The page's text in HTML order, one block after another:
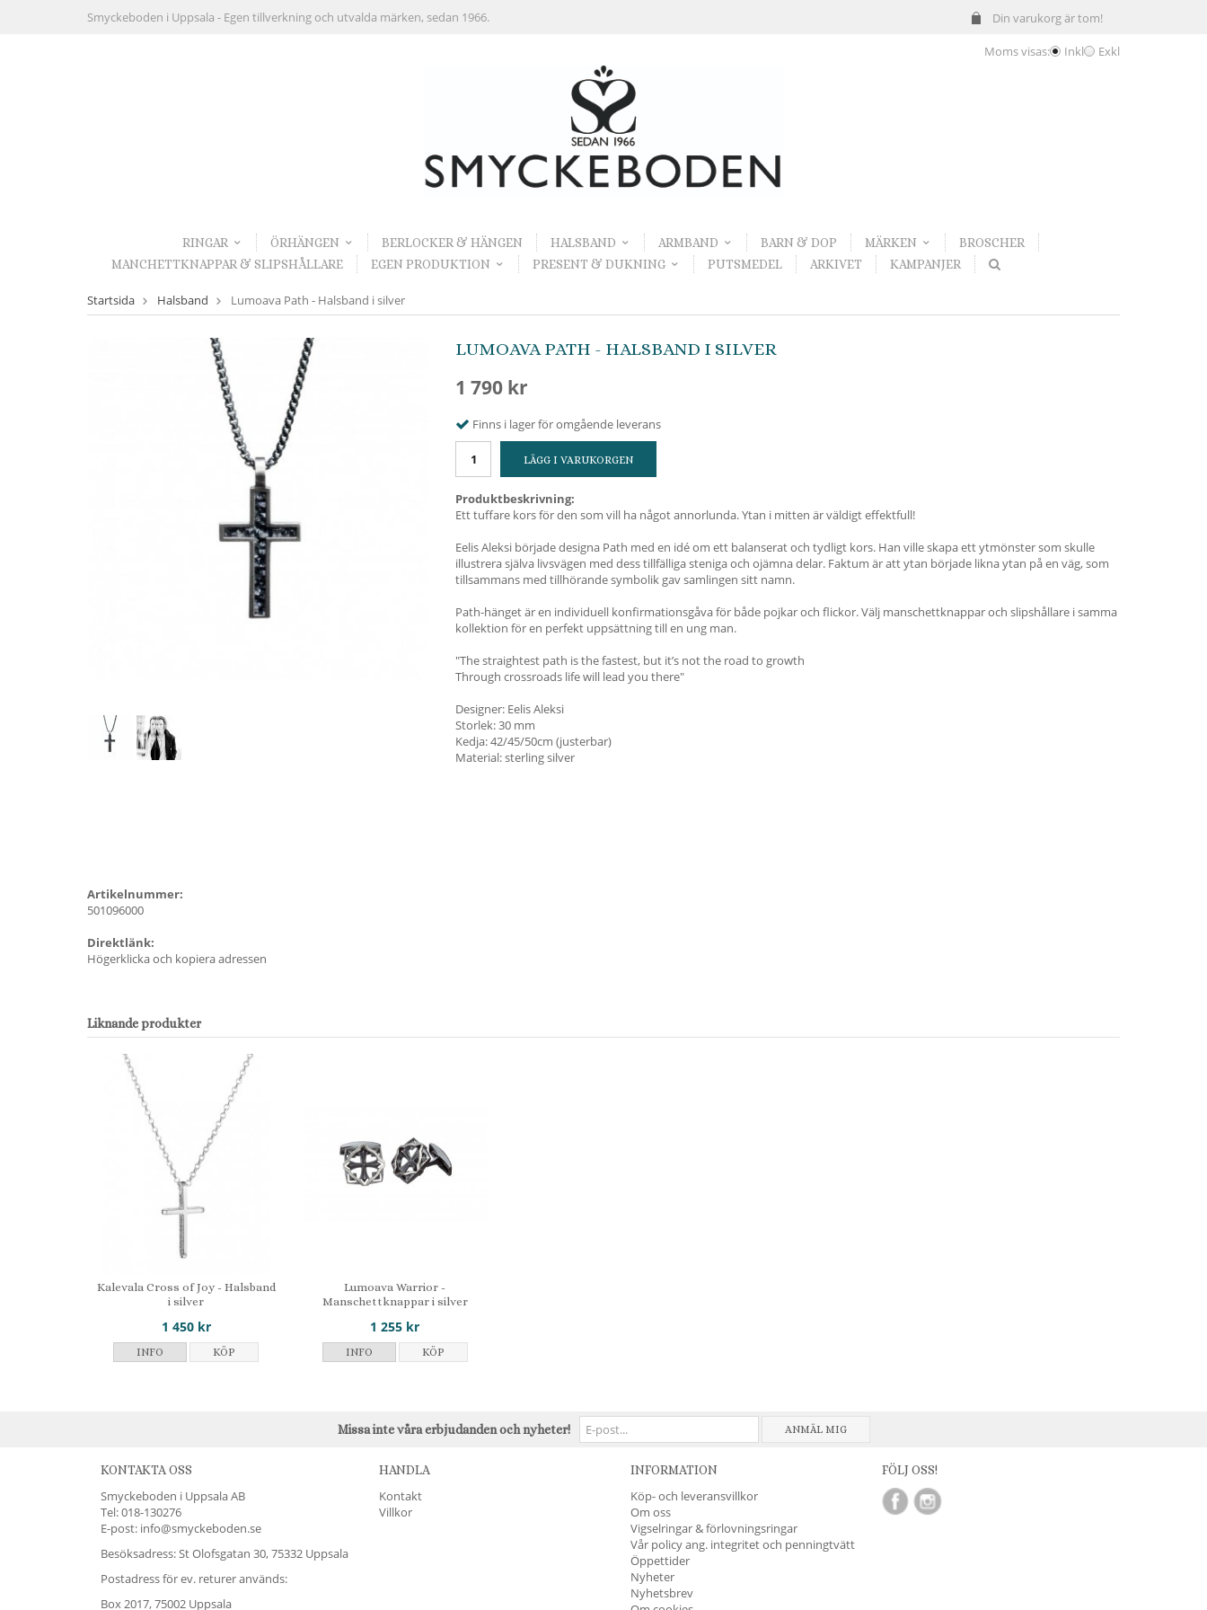
Din varukorg är tom!
Smyckeboden i Uppsala - Egen tillverkning och utvalda märken, sedan 1966.
Moms visas: Inkl Exkl
RINGAR ÖRHÄNGEN BERLOCKER & HÄNGEN HALSBAND ARMBAND BARN & DOP MÄRKEN
BROSCHER
MANCHETTKNAPPAR & SLIPSHÅLLARE
EGEN PRODUKTION PRESENT & DUKNING PUTSMEDEL ARKIVET KAMPANJER
Startsida Halsband Lumoava Path - Halsband i silver
LUMOAVA PATH - HALSBAND I SILVER
1 790 kr
Finns i lager för omgående leverans
LÄGG I VARUKORGEN
Produktbeskrivning:
Ett tuffare kors för den som vill ha något annorlunda. Ytan i mitten är väldigt effektfull!
Eelis Aleksi började designa Path med en idé om ett balanserat och tydligt kors. Han ville skapa ett ytmönster som skulle
illustrera själva livsvägen med dess tillfälliga steniga och ojämna delar. Faktum är att ytan började likna ytan på en väg, som
tillsammans med tillhörande symbolik gav samlingen sitt namn.
Path-hänget är en individuell konfirmationsgåva för både pojkar och flickor. Välj manschettknappar och slipshållare i samma
kollektion för en perfekt uppsättning till en ung man.
"The straightest path is the fastest, but it’s not the road to growth
Through crossroads life will lead you there"
Designer: Eelis Aleksi
Storlek: 30 mm
Kedja: 42/45/50cm (justerbar)
Material: sterling silver
Artikelnummer:
501096000
Direktlänk:
Högerklicka och kopiera adressen
Liknande produkter
Kalevala Cross of Joy - Halsband
i silver
1 450 kr
INFO KÖP
Lumoava Warrior -
Manschettknappar i silver
1 255 kr
INFO KÖP
Missa inte våra erbjudanden och nyheter! ANMÄL MIG
KONTAKTA OSS
Smyckeboden i Uppsala AB
Tel:018-130276
E-post: info@smyckeboden.se
Besöksadress: St Olofsgatan 30, 75332 Uppsala
Postadress för ev. returer används:
Box 2017, 75002 Uppsala
HANDLA
Kontakt
Villkor
INFORMATION
Köp- och leveransvillkor
Om oss
Vigselringar & förlovningsringar
Vår policy ang. integritet och penningtvätt
Öppettider
Nyheter
Nyhetsbrev
FÖLJ OSS!